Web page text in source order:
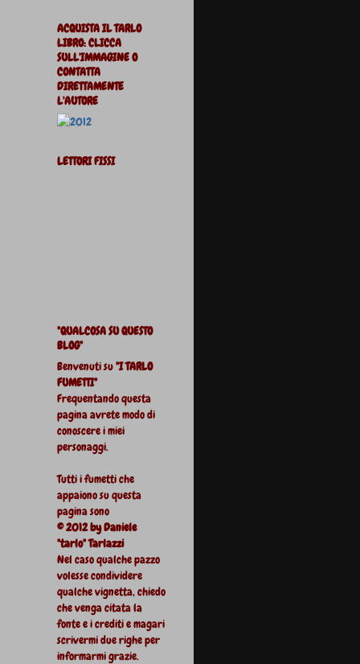
ACQUISTA IL TARLO
LIBRO: CLICCA
SULL'IMMAGINE O
CONTATTA
DIRETTAMENTE
L'AUTORE
LETTORI FISSI
"QUALCOSA SU QUESTO
BLOG"
Benvenuti su"I TARLO
FUMETTI"
Frequentando questa
pagina avrete modo di
conoscere i miei
personaggi.
Tutti i fumetti che
appaiono su questa
pagina sono
© 2012 by Daniele
"tarlo" Tarlazzi
Nel caso qualche pazzo
volesse condividere
qualche vignetta, chiedo
che venga citata la
fonte e i crediti e magari
scrivermi due righe per
informarmi grazie.